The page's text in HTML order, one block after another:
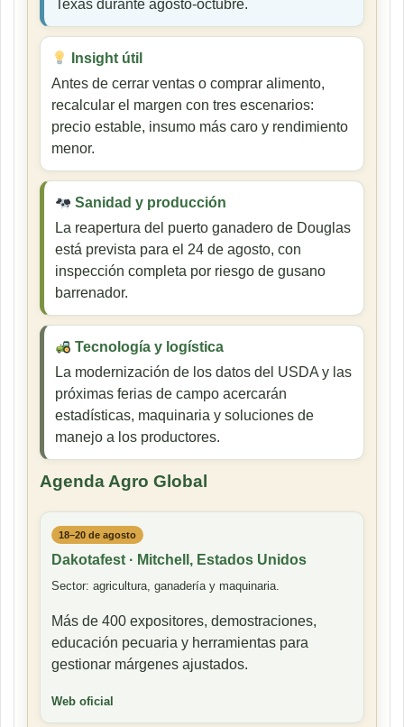
Texas durante agosto-octubre.
Insight útil
Antes de cerrar ventas o comprar alimento,
recalcular el margen con tres escenarios:
precio estable, insumo más caro y rendimiento
menor.
Sanidad y producción
La reapertura del puerto ganadero de Douglas
está prevista para el 24 de agosto, con
inspección completa por riesgo de gusano
barrenador.
Tecnología y logística
La modernización de los datos del USDA y las
próximas ferias de campo acercarán
estadísticas, maquinaria y soluciones de
manejo a los productores.
Agenda Agro Global
18–20 de agosto
Dakotafest · Mitchell, Estados Unidos
Sector: agricultura, ganadería y maquinaria.
Más de 400 expositores, demostraciones,
educación pecuaria y herramientas para
gestionar márgenes ajustados.
Web oficial